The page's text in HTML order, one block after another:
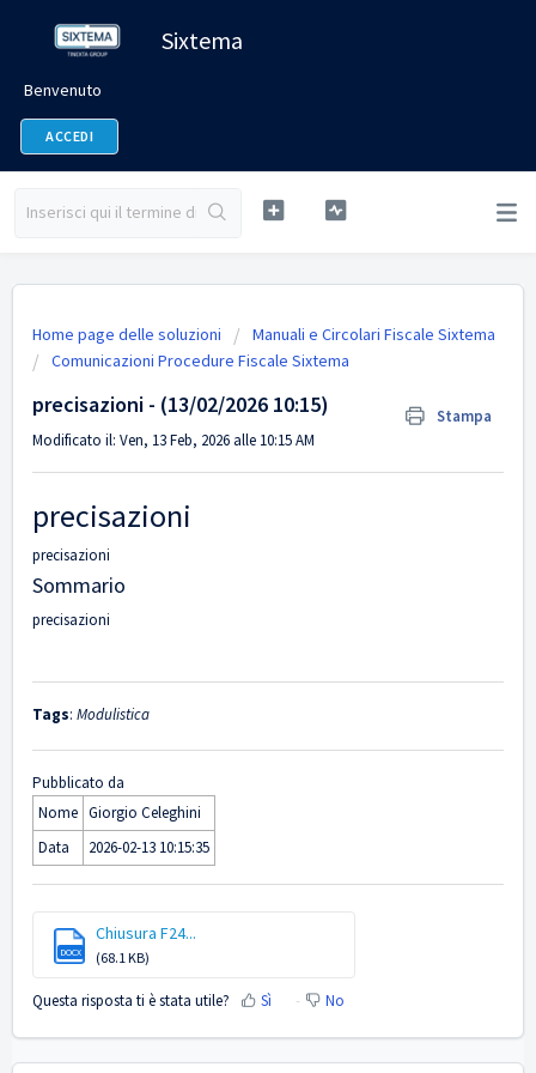
Sixtema
Benvenuto
ACCEDI
Home page delle soluzioni
Manuali e Circolari Fiscale Sixtema
Comunicazioni Procedure Fiscale Sixtema
precisazioni - (13/02/2026 10:15)
Stampa
Modificato il: Ven, 13 Feb, 2026 alle 10:15 AM
precisazioni
precisazioni
Sommario
precisazioni
Tags: Modulistica
Pubblicato da
Nome Giorgio Celeghini
Data
2026-02-13 10:15:35
DOCX
Chiusura F24...
(68.1 KB)
Questa risposta ti è stata utile? Sì No